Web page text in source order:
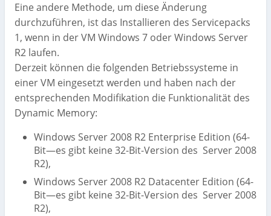
Eine andere Methode, um diese Änderung
durchzuführen, ist das Installieren des Servicepacks
1, wenn in der VM Windows 7 oder Windows Server
R2 laufen.
Derzeit können die folgenden Betriebssysteme in
einer VM eingesetzt werden und haben nach der
entsprechenden Modifikation die Funktionalität des
Dynamic Memory:
Windows Server 2008 R2 Enterprise Edition (64-
Bit—es gibt keine 32-Bit-Version des Server 2008
R2),
Windows Server 2008 R2 Datacenter Edition (64-
Bit—es gibt keine 32-Bit-Version des Server 2008
R2),